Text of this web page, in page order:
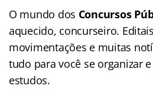
O mundo dos Concursos
aquecido, concurseiro.
movimentações e muitas
tudo para você se organizar
estudos.